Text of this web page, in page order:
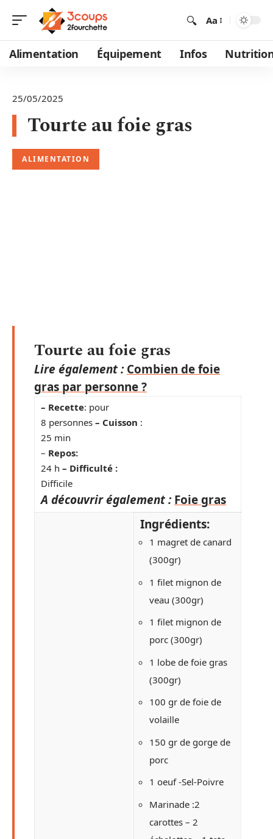
Aa
Alimentation Équipement Infos
25/05/2025
Tourte au foie gras
ALIMENTATION
Tourte au foie gras
Lire également : Combien de foie
gras par personne ?
– Recette: pour
8 personnes – Cuisson :
25 min
– Repos:
24 h – Difficulté :
Difficile
A découvrir également : Foie gras
Ingrédients:
1 magret de canard
(300gr)
1 filet mignon de
veau (300gr)
1 filet mignon de
porc (300gr)
1 lobe de foie gras
(300gr)
100 gr de foie de
volaille
150 gr de gorge de
porc
1 oeuf -Sel-Poivre
Marinade :2
carottes – 2